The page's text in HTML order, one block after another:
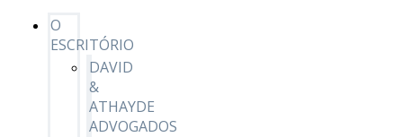
O
ESCRITÓRIO
DAVID
&
ATHAYDE
ADVOGADOS